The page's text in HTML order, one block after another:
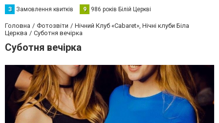
З Замовлення квитків 9 986 років Білій Церкві
Головна Фотозвіти
Нічний Клуб «Cabaret», Нічні клуби Біла
Церква
Суботня вечірка
Суботня вечірка